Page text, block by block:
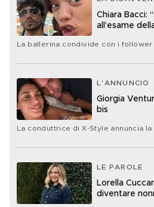
Chiara Bacci:
all’esame
La ballerina condivide con i
L'ANNUNCIO
Giorgia
bis
La conduttrice di X-Style annuncia
LE PAROLE
Lorella
diventare